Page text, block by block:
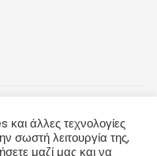
και άλλες τεχνολογίες
σωστή λειτουργία της,
μαζί μας και να